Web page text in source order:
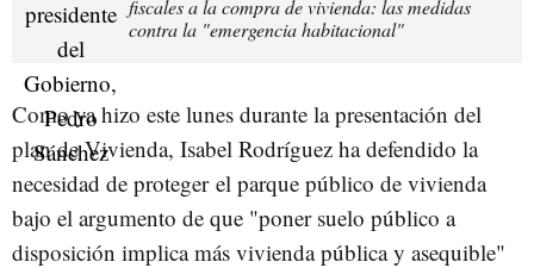
fiscales a la compra de vivienda: las medidas
contra la "emergencia habitacional"
Como ya hizo este lunes durante la presentación del
plan de Vivienda, Isabel Rodríguez ha defendido la
necesidad de proteger el parque público de vivienda
bajo el argumento de que "poner suelo público a
disposición implica más vivienda pública y asequible"